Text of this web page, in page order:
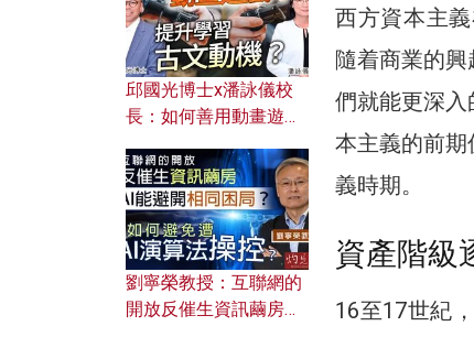
西方資本主
隨着商業的
們就能更深
本主義的前
義時期。
資產階級
16至17世紀
邱國光博士x潘詠儀校
長：如何善用動畫遊戲
劉寧榮教授：互聯網的
開放反催生資訊繭房，